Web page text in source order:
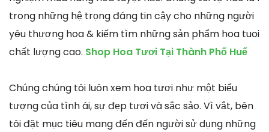
trong những hệ trọng đáng tin cậy cho những người
yêu thương hoa & kiếm tìm những sản phẩm hoa tuoi
chất lượng cao. Shop Hoa Tươi Tại Thành Phố Huế
Chúng chúng tôi luôn xem hoa tươi như một biểu
tượng của tình ái, sự đẹp tươi và sắc sảo. Vì vắt, bên
tôi đặt mục tiêu mang đến đến người sử dụng những